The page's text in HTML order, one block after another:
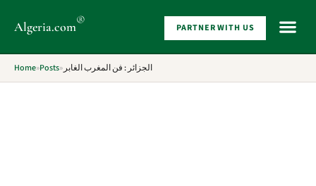
Algeria.com® PARTNER WITH US
Home»Posts» الجزائر : فن المغرب الغابر